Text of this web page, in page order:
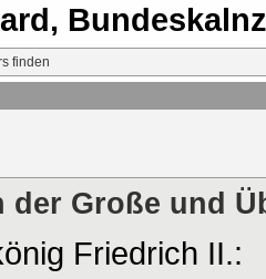
der Große und
Friedrich II.: